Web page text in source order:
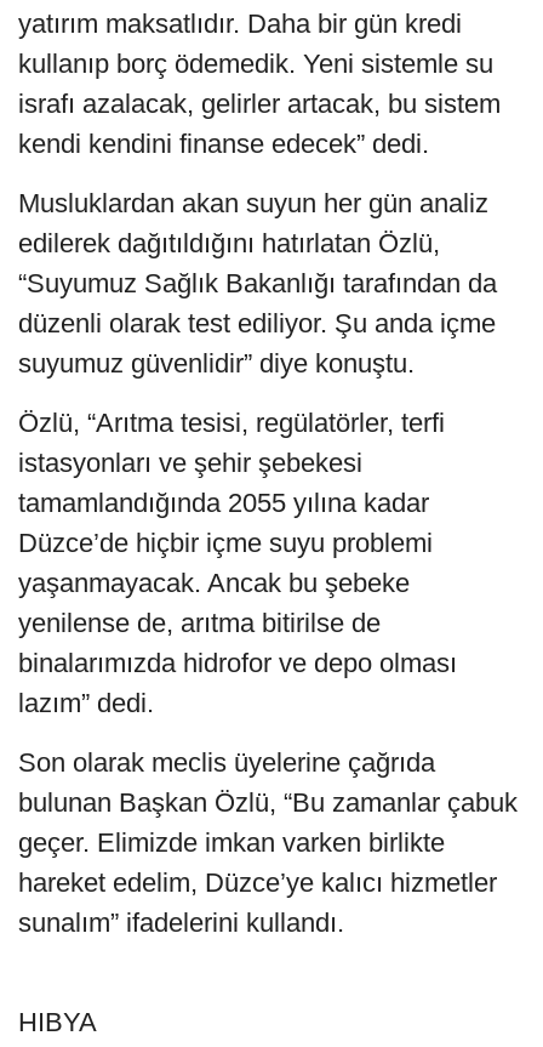
yatırım maksatlıdır. Daha bir gün kredi
kullanıp borç ödemedik. Yeni sistemle su
israfı azalacak, gelirler artacak, bu sistem
kendi kendini finanse edecek” dedi.
Musluklardan akan suyun her gün analiz
edilerek dağıtıldığını hatırlatan Özlü,
“Suyumuz Sağlık Bakanlığı tarafından da
düzenli olarak test ediliyor. Şu anda içme
suyumuz güvenlidir” diye konuştu.
Özlü, “Arıtma tesisi, regülatörler, terfi
istasyonları ve şehir şebekesi
tamamlandığında 2055 yılına kadar
Düzce’de hiçbir içme suyu problemi
yaşanmayacak. Ancak bu şebeke
yenilense de, arıtma bitirilse de
binalarımızda hidrofor ve depo olması
lazım” dedi.
Son olarak meclis üyelerine çağrıda
bulunan Başkan Özlü, “Bu zamanlar çabuk
geçer. Elimizde imkan varken birlikte
hareket edelim, Düzce’ye kalıcı hizmetler
sunalım” ifadelerini kullandı.
HIBYA